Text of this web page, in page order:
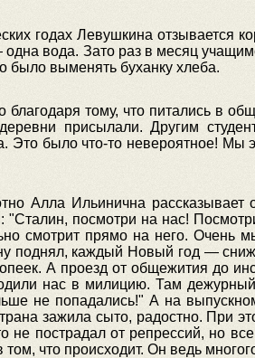
годах Левушкина отзывается
вода. Зато раз в месяц
было выменять буханку хлеба.
тому, что питались в
присылали. Другим
Это было что-то невероятное! Мы
Алла Ильинична
"Сталин, посмотри на нас!
смотрит прямо на него.
поднял, каждый Новый год —
А проезд от общежития до
нас в милицию. Там
не попадались!" А на
зажила сыто, радостно. При
не пострадал от репрессий, но
том, что происходит. Он ведь